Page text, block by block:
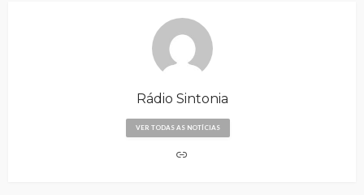
Rádio Sintonia
VER TODAS AS NOTÍCIAS